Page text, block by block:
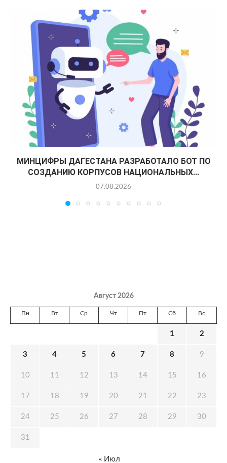
МИНЦИФРЫ ДАГЕСТАНА РАЗРАБОТАЛО БОТ ПО
СОЗДАНИЮ КОРПУСОВ НАЦИОНАЛЬНЫХ...
07.08.2026
Август 2026
Пн Вт Ср Чт Пт Сб Вс
1 2
3 4 5 6 7 8 9
10 11 12 13 14 15 16
17 18 19 20 21 22 23
24 25 26 27 28 29 30
31
« Июл